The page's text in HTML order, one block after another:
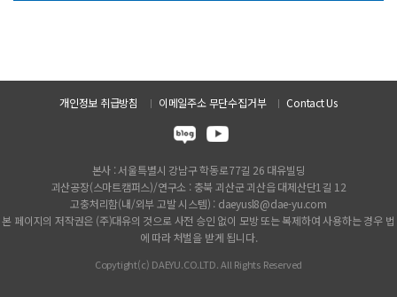
개인정보 취급방침 이메일주소 무단수집거부 Contact Us
본사 : 서울특별시 강남구 학동로77길 26 대유빌딩
괴산공장(스마트캠퍼스)/연구소 : 충북 괴산군 괴산읍 대제산단1길 12
고충처리함(내/외부 고발 시스템) : daeyusl8@dae-yu.com
본 페이지의 저작권은 (주)대유의 것으로 사전 승인 없이 모방 또는 복제하여 사용하는 경우 법
에 따라 처벌을 받게 됩니다.
Copytight(c) DAEYU.CO.LTD. All Rights Reserved